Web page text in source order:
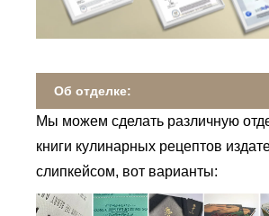
Об отделке:
Мы можем сделать различную
книги кулинарных рецептов
слипкейсом, вот варианты: